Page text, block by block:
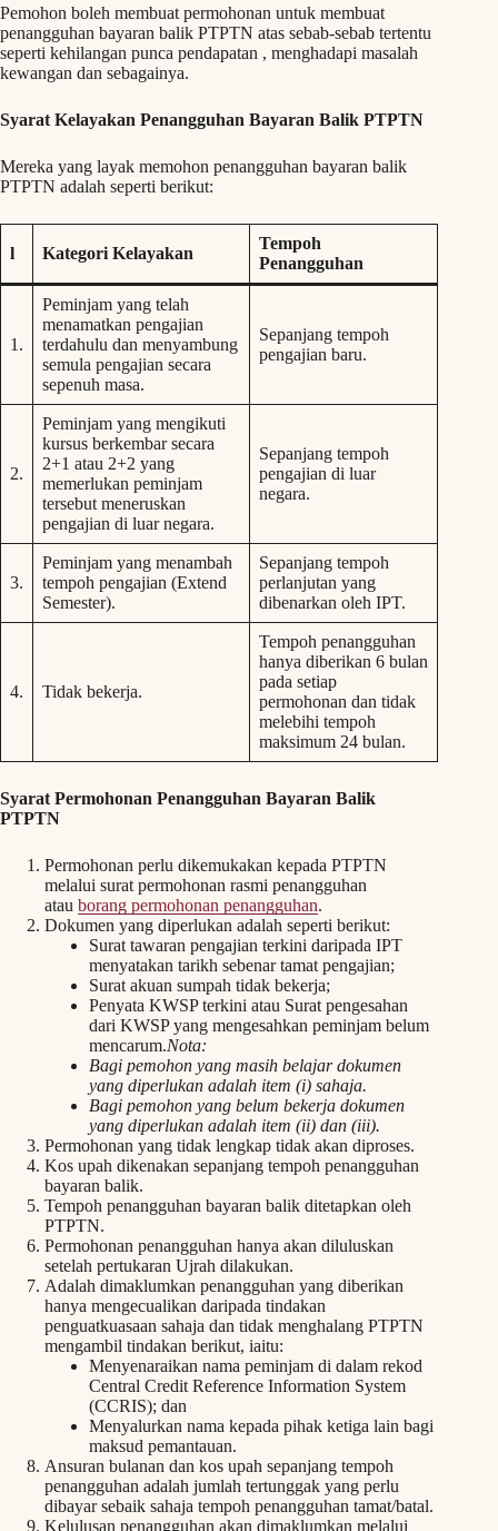
Pemohon boleh membuat permohonan untuk membuat
penangguhan bayaran balik PTPTN atas sebab-sebab tertentu
seperti kehilangan punca pendapatan , menghadapi masalah
kewangan dan sebagainya.
Syarat Kelayakan Penangguhan Bayaran Balik PTPTN
Mereka yang layak memohon penangguhan bayaran balik
PTPTN adalah seperti berikut:
l Kategori Kelayakan
Tempoh
Penangguhan
1.
Peminjam yang telah
menamatkan pengajian
terdahulu dan menyambung
semula pengajian secara
sepenuh masa.
Sepanjang tempoh
pengajian baru.
2.
Peminjam yang mengikuti
kursus berkembar secara
2+1 atau 2+2 yang
memerlukan peminjam
tersebut meneruskan
pengajian di luar negara.
Sepanjang tempoh
pengajian di luar
negara.
3.
Peminjam yang menambah
tempoh pengajian (Extend
Semester).
Sepanjang tempoh
perlanjutan yang
dibenarkan oleh IPT.
4. Tidak bekerja.
Tempoh penangguhan
hanya diberikan 6 bulan
pada setiap
permohonan dan tidak
melebihi tempoh
maksimum 24 bulan.
Syarat Permohonan Penangguhan Bayaran Balik
PTPTN
Permohonan perlu dikemukakan kepada PTPTN
melalui surat permohonan rasmi penangguhan
atau borang permohonan penangguhan.
Dokumen yang diperlukan adalah seperti berikut:
Surat tawaran pengajian terkini daripada IPT
menyatakan tarikh sebenar tamat pengajian;
Surat akuan sumpah tidak bekerja;
Penyata KWSP terkini atau Surat pengesahan
dari KWSP yang mengesahkan peminjam belum
mencarum.Nota:
Bagi pemohon yang masih belajar dokumen
yang diperlukan adalah item (i) sahaja.
Bagi pemohon yang belum bekerja dokumen
yang diperlukan adalah item (ii) dan (iii).
Permohonan yang tidak lengkap tidak akan diproses.
Kos upah dikenakan sepanjang tempoh penangguhan
bayaran balik.
Tempoh penangguhan bayaran balik ditetapkan oleh
PTPTN.
Permohonan penangguhan hanya akan diluluskan
setelah pertukaran Ujrah dilakukan.
Adalah dimaklumkan penangguhan yang diberikan
hanya mengecualikan daripada tindakan
penguatkuasaan sahaja dan tidak menghalang PTPTN
mengambil tindakan berikut, iaitu:
Menyenaraikan nama peminjam di dalam rekod
Central Credit Reference Information System
(CCRIS); dan
Menyalurkan nama kepada pihak ketiga lain bagi
maksud pemantauan.
Ansuran bulanan dan kos upah sepanjang tempoh
penangguhan adalah jumlah tertunggak yang perlu
dibayar sebaik sahaja tempoh penangguhan tamat/batal.
Kelulusan penangguhan akan dimaklumkan melalui